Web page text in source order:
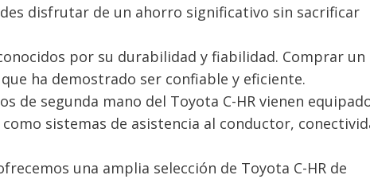
disfrutar de un ahorro significativo sin sacrificar
por su durabilidad y fiabilidad. Comprar un
ha demostrado ser confiable y eficiente.
de segunda mano del Toyota C-HR vienen
sistemas de asistencia al conductor,
una amplia selección de Toyota C-HR de